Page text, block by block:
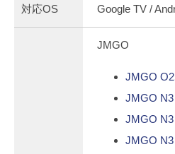
対応OS Google TV /
JMGO
JMGO
JMGO
JMGO N3
JMGO N3